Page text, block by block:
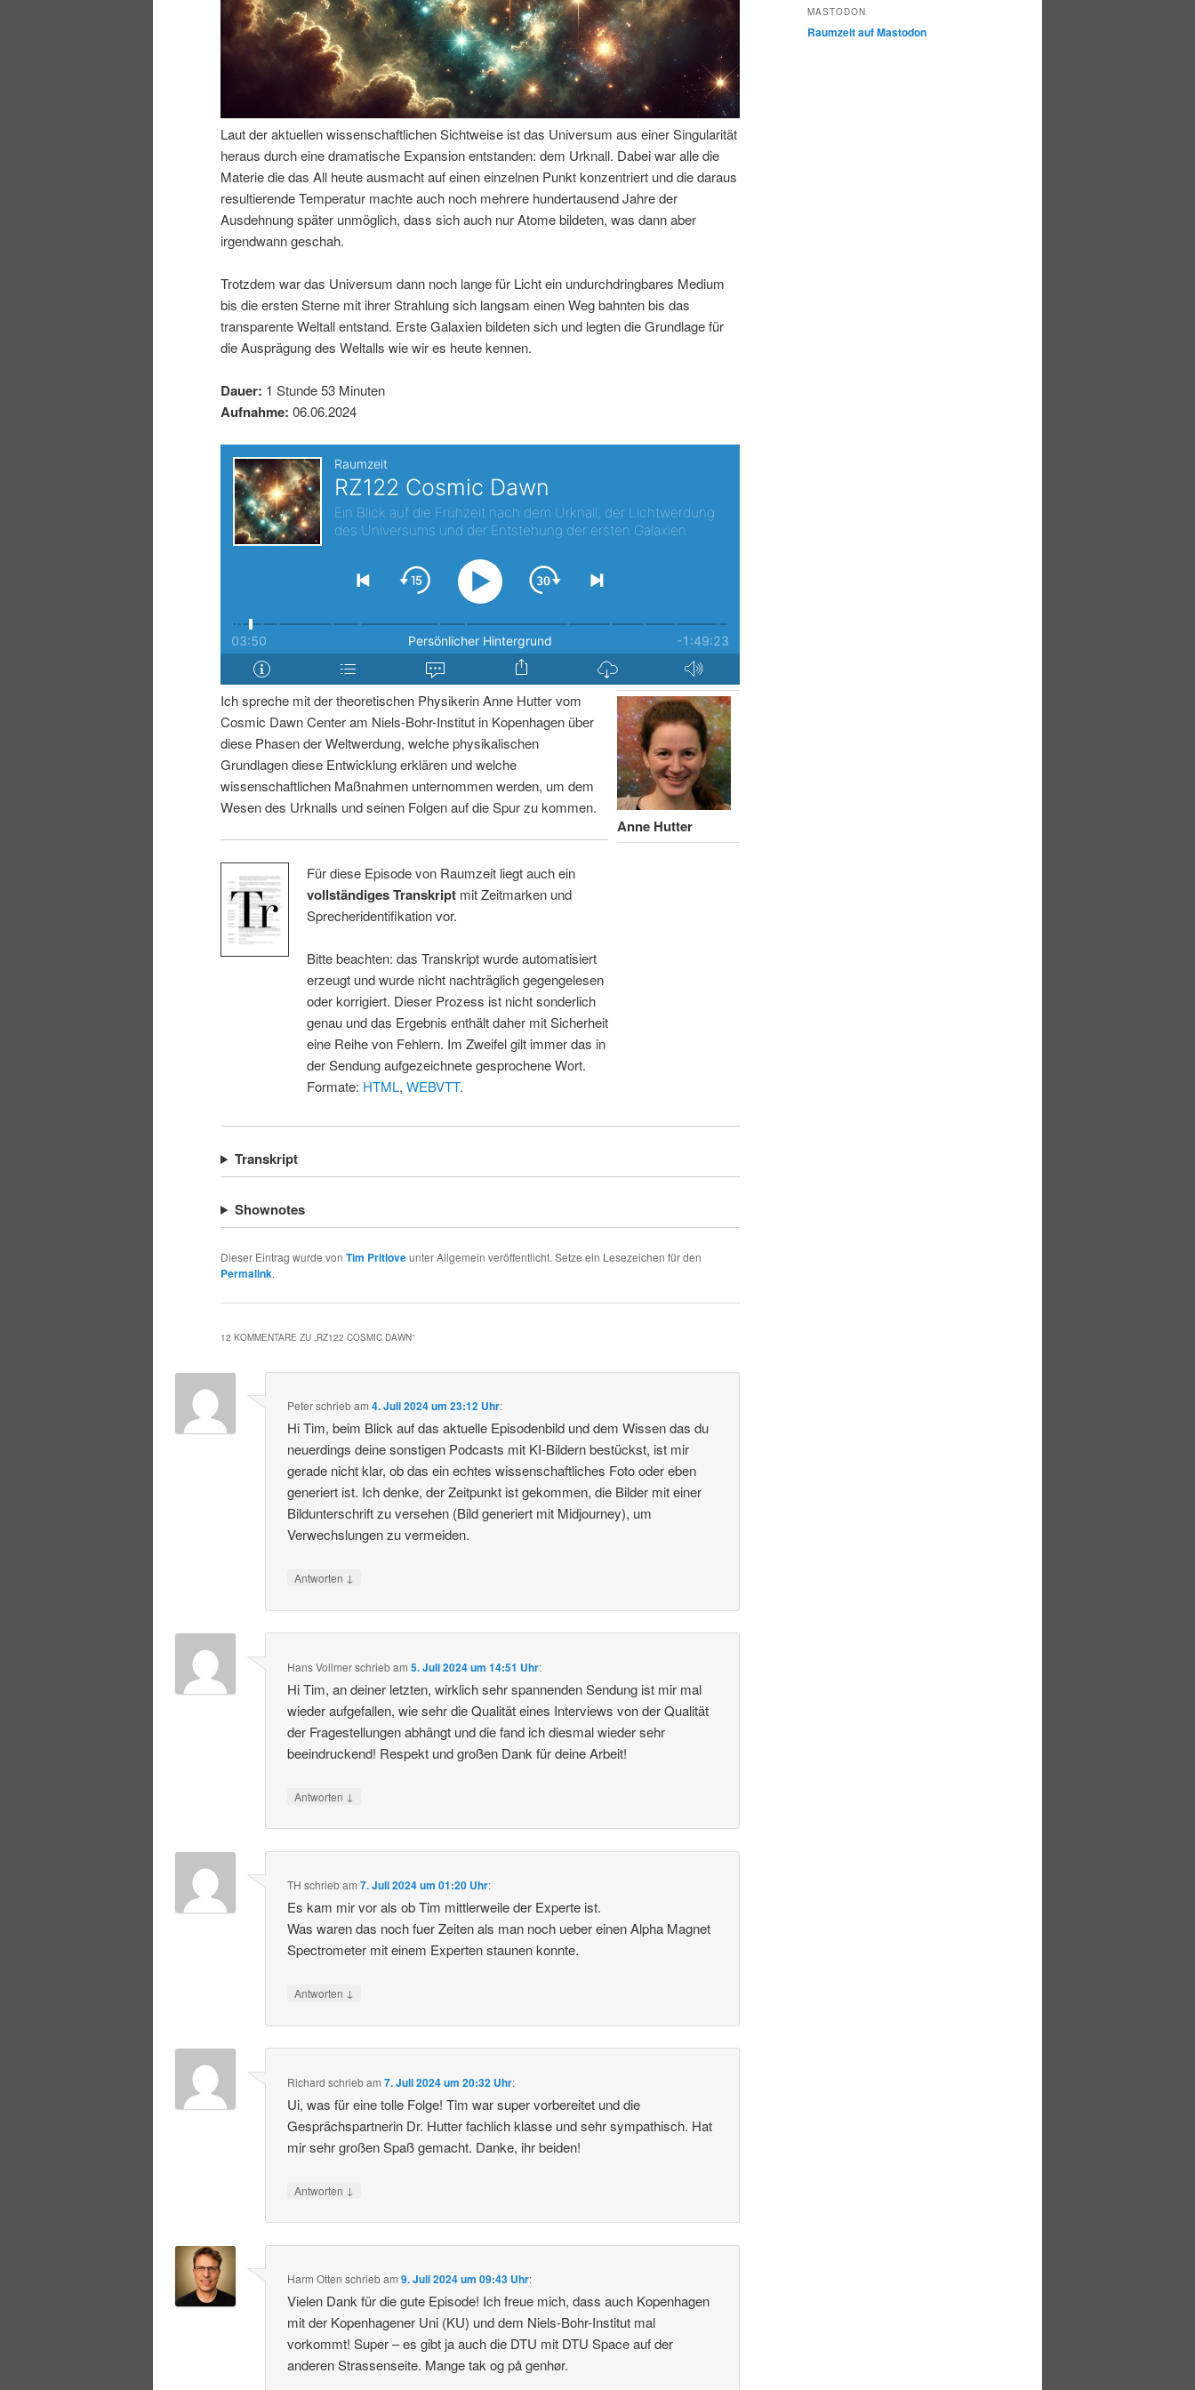
n
h
a
l
r
i
n
g
n
r
I
n
h
s
p
r
i
g
n
Laut der aktuellen wissenschaftlichen Sichtweise ist das Universum aus einer Singularität
heraus durch eine dramatische Expansion entstanden: dem Urknall. Dabei war alle die
Materie die das All heute ausmacht auf einen einzelnen Punkt konzentriert und die daraus
resultierende Temperatur machte auch noch mehrere hundertausend Jahre der
Ausdehnung später unmöglich, dass sich auch nur Atome bildeten, was dann aber
irgendwann geschah.
Trotzdem war das Universum dann noch lange für Licht ein undurchdringbares Medium
bis die ersten Sterne mit ihrer Strahlung sich langsam einen Weg bahnten bis das
transparente Weltall entstand. Erste Galaxien bildeten sich und legten die Grundlage für
die Ausprägung des Weltalls wie wir es heute kennen.
Dauer: 1 Stunde 53 Minuten
Aufnahme: 06.06.2024
Anne Hutter
Ich spreche mit der theoretischen Physikerin Anne Hutter vom
Cosmic Dawn Center am Niels-Bohr-Institut in Kopenhagen über
diese Phasen der Weltwerdung, welche physikalischen
Grundlagen diese Entwicklung erklären und welche
wissenschaftlichen Maßnahmen unternommen werden, um dem
Wesen des Urknalls und seinen Folgen auf die Spur zu kommen.
Für diese Episode von Raumzeit liegt auch ein
vollständiges Transkriptmit Zeitmarken und
Sprecheridentifikation vor.
Bitte beachten: das Transkript wurde automatisiert
erzeugt und wurde nicht nachträglich gegengelesen
oder korrigiert. Dieser Prozess ist nicht sonderlich
genau und das Ergebnis enthält daher mit Sicherheit
eine Reihe von Fehlern. Im Zweifel gilt immer das in
der Sendung aufgezeichnete gesprochene Wort.
Formate: HTML, WEBVTT.
Transkript
Shownotes
Dieser Eintrag wurde von Tim Pritloveunter Allgemein veröffentlicht. Setze ein Lesezeichen für den
Permalink.
12 KOMMENTARE ZU „ RZ122 COSMIC DAWN“
Peterschriebam4. Juli 2024 um 23:12 Uhr:
Hi Tim, beim Blick auf das aktuelle Episodenbild und dem Wissen das du
neuerdings deine sonstigen Podcasts mit KI-Bildern bestückst, ist mir
gerade nicht klar, ob das ein echtes wissenschaftliches Foto oder eben
generiert ist. Ich denke, der Zeitpunkt ist gekommen, die Bilder mit einer
Bildunterschrift zu versehen (Bild generiert mit Midjourney), um
Verwechslungen zu vermeiden.
Antworten ↓
Hans Vollmerschriebam5. Juli 2024 um 14:51 Uhr:
Hi Tim, an deiner letzten, wirklich sehr spannenden Sendung ist mir mal
wieder aufgefallen, wie sehr die Qualität eines Interviews von der Qualität
der Fragestellungen abhängt und die fand ich diesmal wieder sehr
beeindruckend! Respekt und großen Dank für deine Arbeit!
Antworten ↓
TH schriebam7. Juli 2024 um 01:20 Uhr:
Es kam mir vor als ob Tim mittlerweile der Experte ist.
Was waren das noch fuer Zeiten als man noch ueber einen Alpha Magnet
Spectrometer mit einem Experten staunen konnte.
Antworten ↓
Richard schriebam7. Juli 2024 um 20:32 Uhr:
Ui, was für eine tolle Folge! Tim war super vorbereitet und die
Gesprächspartnerin Dr. Hutter fachlich klasse und sehr sympathisch. Hat
mir sehr großen Spaß gemacht. Danke, ihr beiden!
Antworten ↓
Harm Otten schriebam9. Juli 2024 um 09:43 Uhr:
Vielen Dank für die gute Episode! Ich freue mich, dass auch Kopenhagen
mit der Kopenhagener Uni (KU) und dem Niels-Bohr-Institut mal
vorkommt! Super – es gibt ja auch die DTU mit DTU Space auf der
anderen Strassenseite. Mange tak og på genhør.
MASTODON
Raumzeit auf Mastodon